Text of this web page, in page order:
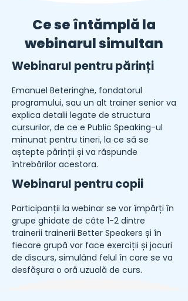
Ce se întămplă la
webinarul simultan
Webinarul pentru părinți​
Emanuel Beteringhe, fondatorul
programului, sau un alt trainer senior va
explica detalii legate de structura
cursurilor, de ce e Public Speaking-ul
minunat pentru tineri, la ce să se
aștepte părinții și va răspunde
întrebărilor acestora.
Webinarul pentru copii
Participanții la webinar se vor împărți în
grupe ghidate de câte 1-2 dintre
trainerii trainerii Better Speakers și în
fiecare grupă vor face exerciții și jocuri
de discurs, simulând felul în care se va
desfășura o oră uzuală de curs.